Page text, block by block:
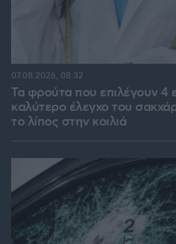
Τα φρούτα που επιλέγουν 4
καλύτερο έλεγχο του
το λίπος στην κοιλιά
07.08.2026, 08:32